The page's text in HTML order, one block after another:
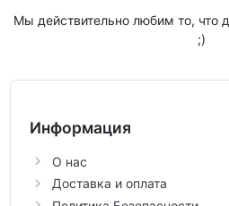
Мы действительно любим то, что
;)
Информация
О нас
Доставка и оплата